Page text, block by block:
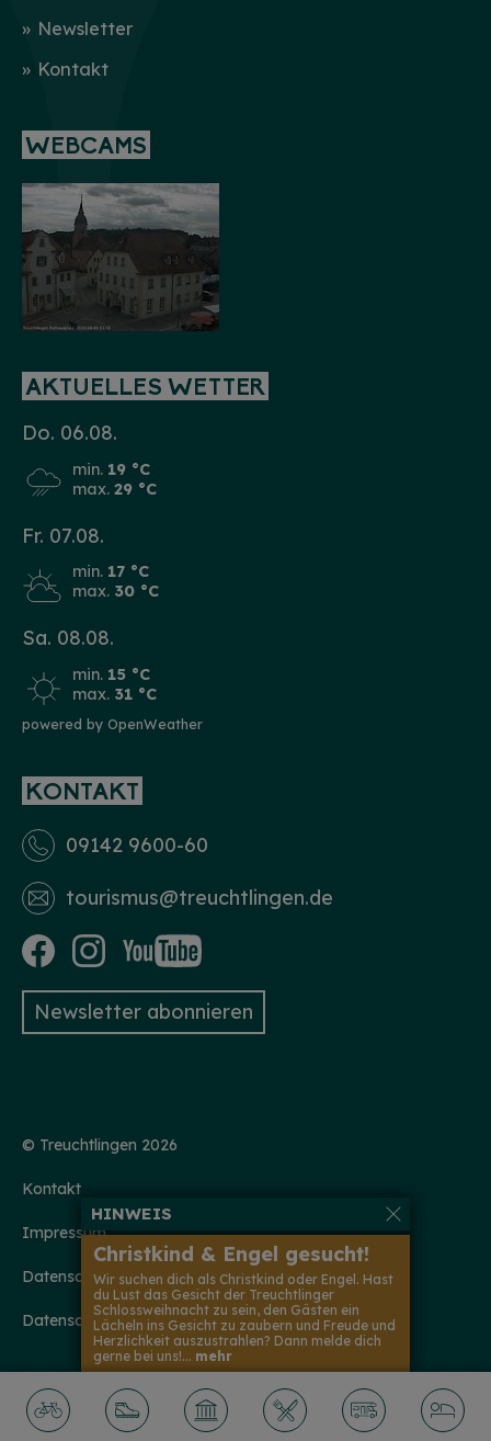
Newsletter
Kontakt
WEBCAMS
AKTUELLES WETTER
Do. 06.08.
min. 19 °C
max. 29 °C
Fr. 07.08.
min. 17 °C
max. 30 °C
Sa. 08.08.
min. 15 °C
max. 31 °C
powered by OpenWeather
KONTAKT
09142 9600-60
tourismus­@treuchtlingen.de
Newsletter abonnieren
© Treuchtlingen 2026
Kontakt
Impressum
Datenschutzerklärung
Datenschutzeinstellungen
HINWEIS
Christkind & Engel gesucht!
Wir suchen dich als Christkind oder Engel. Hast
du Lust das Gesicht der Treuchtlinger
Schlossweihnacht zu sein, den Gästen ein
Lächeln ins Gesicht zu zaubern und Freude und
Herzlichkeit auszustrahlen? Dann melde dich
gerne bei uns!... mehr